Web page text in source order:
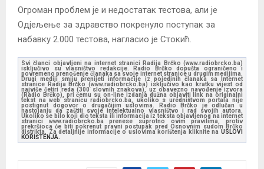
Огроман проблем је и недостатак тестова, али је
Одјељење за здравство покренуло поступак за
набавку 2.000 тестова, нагласио је Стокић.
Svi članci objavljeni na internet stranici Radija Brčko (www.radiobrcko.ba)
isključivo su vlasništvo redakcije. Radio Brčko dopušta ograničeno i
povremeno prenošenje članaka sa svoje internet stranice u drugim medijima.
Drugi mediji smiju prenijeti informacije iz pojedinih članaka sa Internet
stranice Radija Brčko (www.radiobrcko.ba) isključivo kao kratku vijest od
najviše četiri reda (300 slovnih znakova), uz obavezno navođenje izvora
(Radio Brčko), pri čemu su on-line izdanja dužna objaviti link na originalni
tekst na web stranicu radiobrcko.ba, ukoliko s uredništvom portala nije
postignut dogovor o drugačijim uslovima. Radio Brčko je odlučan u
nastojanju da zaštiti svoje intelektualno vlasništvo i rad svojih autora.
Ukoliko se bilo koji dio teksta ili informacija iz teksta objavljenog na internet
stranici www.radiobrcko.ba prenese suprotno ovim pravilima, protiv
prekršioca će biti pokrenut pravni postupak pred Osnovnim sudom Brčko
distrikta. Za detaljnije informacije o uslovima korištenja kliknite na USLOVI
KORIŠTENJA.